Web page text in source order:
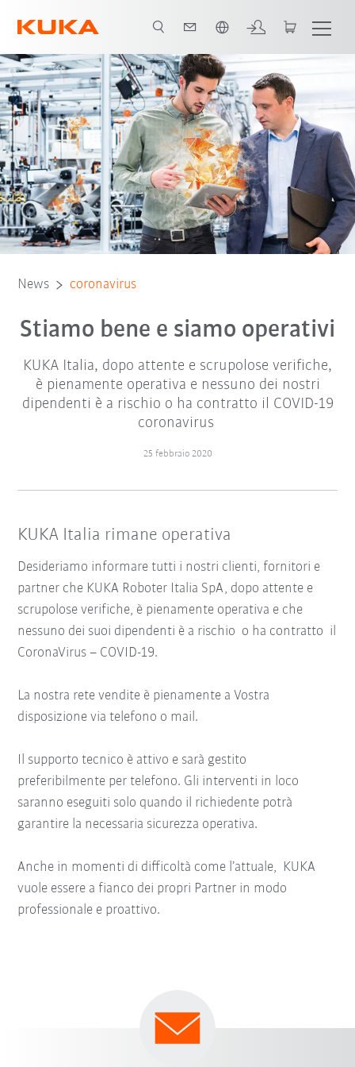
News coronavirus
Stiamo bene e siamo operativi
KUKA Italia, dopo attente e scrupolose verifiche,
è pienamente operativa e nessuno dei nostri
dipendenti è a rischio o ha contratto il COVID-19
coronavirus
25 febbraio 2020
KUKA Italia rimane operativa
Desideriamo informare tutti i nostri clienti, fornitori e
partner che KUKA Roboter Italia SpA, dopo attente e
scrupolose verifiche, è pienamente operativa e che
nessuno dei suoi dipendenti è a rischio o ha contratto il
CoronaVirus – COVID-19.
La nostra rete vendite è pienamente a Vostra
disposizione via telefono o mail.
Il supporto tecnico è attivo e sarà gestito
preferibilmente per telefono. Gli interventi in loco
saranno eseguiti solo quando il richiedente potrà
garantire la necessaria sicurezza operativa.
Anche in momenti di difficoltà come l’attuale, KUKA
vuole essere a fianco dei propri Partner in modo
professionale e proattivo.